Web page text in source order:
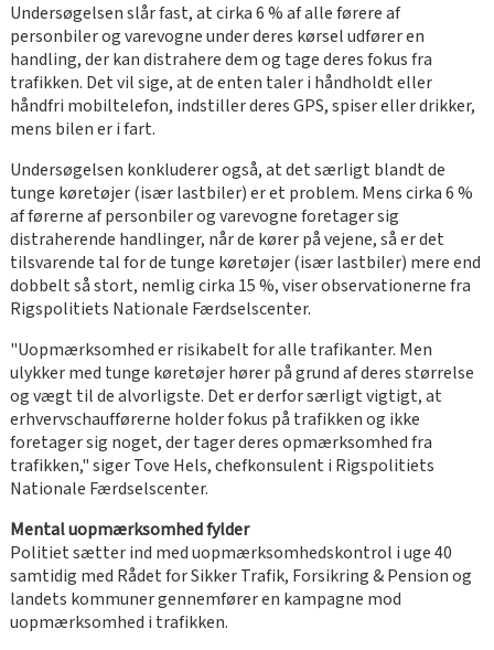
Undersøgelsen slår fast, at cirka 6 % af alle førere af
personbiler og varevogne under deres kørsel udfører en
handling, der kan distrahere dem og tage deres fokus fra
trafikken. Det vil sige, at de enten taler i håndholdt eller
håndfri mobiltelefon, indstiller deres GPS, spiser eller drikker,
mens bilen er i fart.
Undersøgelsen konkluderer også, at det særligt blandt de
tunge køretøjer (især lastbiler) er et problem. Mens cirka 6 %
af førerne af personbiler og varevogne foretager sig
distraherende handlinger, når de kører på vejene, så er det
tilsvarende tal for de tunge køretøjer (især lastbiler) mere end
dobbelt så stort, nemlig cirka 15 %, viser observationerne fra
Rigspolitiets Nationale Færdselscenter.
"Uopmærksomhed er risikabelt for alle trafikanter. Men
ulykker med tunge køretøjer hører på grund af deres størrelse
og vægt til de alvorligste. Det er derfor særligt vigtigt, at
erhvervschaufførerne holder fokus på trafikken og ikke
foretager sig noget, der tager deres opmærksomhed fra
trafikken," siger Tove Hels, chefkonsulent i Rigspolitiets
Nationale Færdselscenter.
Mental uopmærksomhed fylder
Politiet sætter ind med uopmærksomhedskontrol i uge 40
samtidig med Rådet for Sikker Trafik, Forsikring & Pension og
landets kommuner gennemfører en kampagne mod
uopmærksomhed i trafikken.